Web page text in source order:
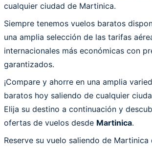
cualquier ciudad de Martinica.
Siempre tenemos vuelos baratos
una amplia selección de las tarifas
internacionales más económicas con
garantizados.
¡Compare y ahorre en una amplia
baratos hoy saliendo de cualquier
Elija su destino a continuación y
ofertas de vuelos desde Martinica.
Reserve su vuelo saliendo de Martinica